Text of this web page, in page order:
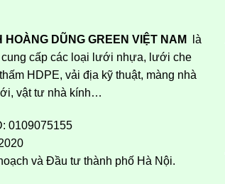
HOÀNG DŨNG GREEN VIỆT NAM
là
cung cấp các loại lưới nhựa, lưới che
HDPE, vải địa kỹ thuật, màng nhà
vật tư nhà kính…
0109075155
và Đầu tư thành phố Hà Nội.